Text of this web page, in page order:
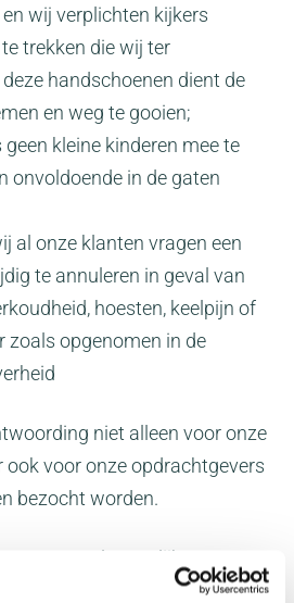
wij verplichten kijkers
trekken die wij ter
handschoenen dient de
en weg te gooien;
kleine kinderen mee te
onvoldoende in de gaten
al onze klanten vragen een
te annuleren in geval van
hoesten, keelpijn of
zoals opgenomen in de
niet alleen voor onze
ook voor onze opdrachtgevers
bezocht worden.
zoveel mogelijk van onze
gaan. In alle gevallen kijken